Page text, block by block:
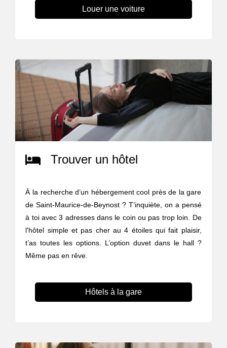
Louer une voiture
Trouver un hôtel
À la recherche d’un hébergement cool près de la gare
de Saint-Maurice-de-Beynost ? T’inquiète, on a pensé
à toi avec 3 adresses dans le coin ou pas trop loin. De
l'hôtel simple et pas cher au 4 étoiles qui fait plaisir,
t’as toutes les options. L’option duvet dans le hall ?
Même pas en rêve.
Hôtels à la gare